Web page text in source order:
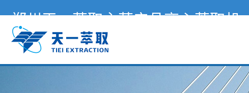
郑州天一萃取主营产品离心萃取
备-天一萃取欢迎您